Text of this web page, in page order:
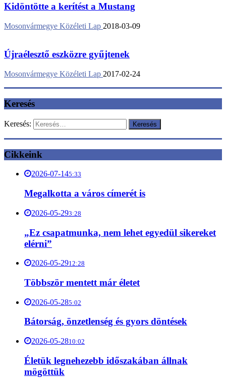
Kidöntötte a kerítést a Mustang
Mosonvármegye Közéleti Lap 2018-03-09
Újraélesztő eszközre gyűjtenek
Mosonvármegye Közéleti Lap 2017-02-24
Keresés
Keresés:
Cikkeink
2026-07-145:33
Megalkotta a város címerét is
2026-05-293:28
„Ez csapatmunka, nem lehet egyedül sikereket
elérni”
2026-05-2912:28
Többször mentett már életet
2026-05-285:02
Bátorság, önzetlenség és gyors döntések
2026-05-2810:02
Életük legnehezebb időszakában állnak
mögöttük